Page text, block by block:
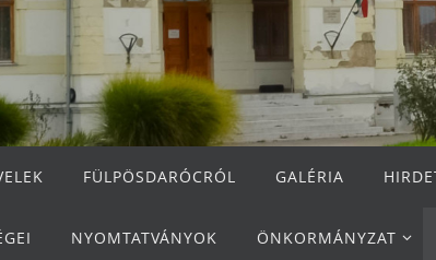
FÜLPÖSDARÓCRÓL GALÉRIA
NYOMTATVÁNYOK ÖNKORMÁNYZAT